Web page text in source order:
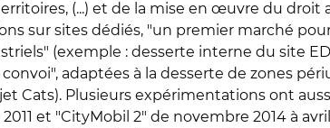
(...) et de la mise en œuvre du
sur sites dédiés, "un premier marché
(exemple : desserte interne du site
adaptées à la desserte de zones
Cats). Plusieurs expérimentations ont
et "CityMobil 2" de novembre 2014 à